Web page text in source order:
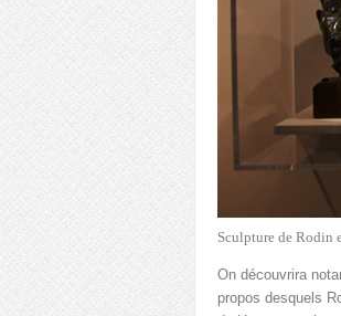
Sculpture de Rodin
On découvrira
propos desquels